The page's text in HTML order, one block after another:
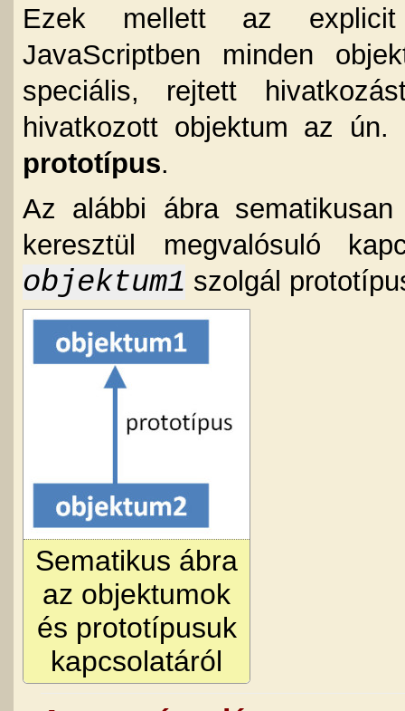
Ezek mellett az explicit
JavaScriptben minden
speciális, rejtett
hivatkozott objektum az ún.
prototípus.
Az alábbi ábra
keresztül megvalósuló
objektum1 szolgál
Sematikus ábra
az objektumok
és prototípusuk
kapcsolatáról